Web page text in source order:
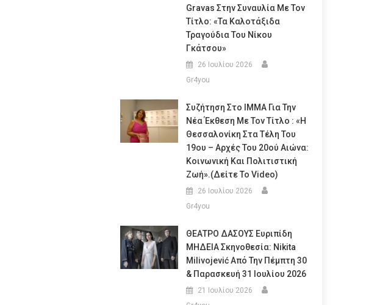
Gravas Στην Συναυλία Με Τον
Τίτλο: «τα Καλοτάξιδα
Τραγούδια Του Νίκου
Γκάτσου»
26 Ιουλίου 2026
Gr4you
Συζήτηση Στο ΙΜΜΑ Για Την
Νέα Έκθεση Με Τον Τίτλο : «Η
Θεσσαλονίκη Στα Τέλη Του
19ου – Αρχές Του 20ού Αιώνα:
Κοινωνική Και Πολιτιστική
Ζωή».(Δείτε Το Video)
26 Ιουλίου 2026
Gr4you
ΘΕΑΤΡΟ ΔΑΣΟΥΣ Ευριπίδη
ΜΗΔΕΙΑ Σκηνοθεσία: Nikita
Milivojević Από Την Πέμπτη 30
& Παρασκευή 31 Ιουλίου 2026
21 Ιουλίου 2026